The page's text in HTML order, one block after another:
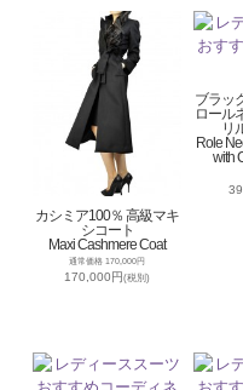
カシミア100％ 高級マキ
シコート
Maxi Cashmere Coat
通常価格 170,000円
170,000円(税別)
ブラッ
ロール
リ
Role
with